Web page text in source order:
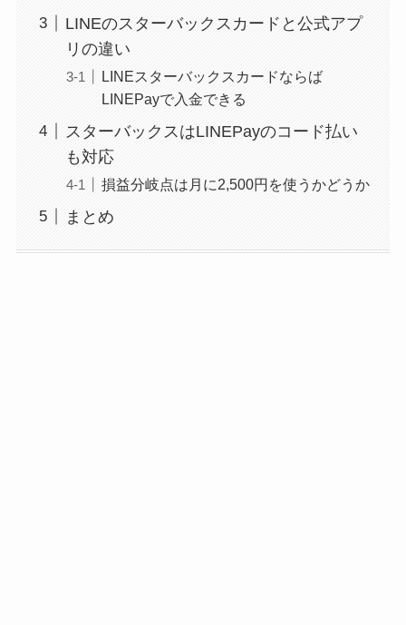
LINEのスターバックスカードと公式アプ
リの違い
LINEスターバックスカードならば
LINEPayで入金できる
スターバックスはLINEPayのコード払い
も対応
損益分岐点は月に2,500円を使うかどうか
まとめ